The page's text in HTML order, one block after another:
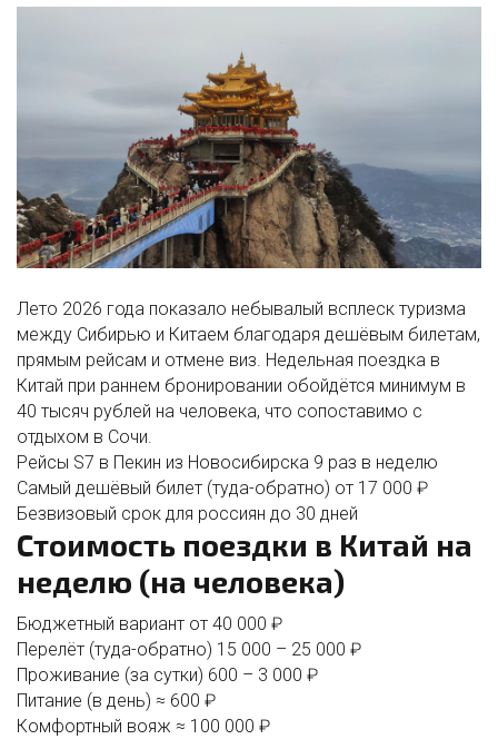
Лето 2026 года показало небывалый всплеск туризма
между Сибирью и Китаем благодаря дешёвым билетам,
прямым рейсам и отмене виз. Недельная поездка в
Китай при раннем бронировании обойдётся минимум в
40 тысяч рублей на человека, что сопоставимо с
отдыхом в Сочи.
Рейсы S7 в Пекин из Новосибирска 9 раз в неделю
Самый дешёвый билет (туда-обратно) от 17 000 ₽
Безвизовый срок для россиян до 30 дней
Стоимость поездки в Китай на
неделю (на человека)
Бюджетный вариант от 40 000 ₽
Перелёт (туда-обратно) 15 000 – 25 000 ₽
Проживание (за сутки) 600 – 3 000 ₽
Питание (в день) ≈ 600 ₽
Комфортный вояж ≈ 100 000 ₽